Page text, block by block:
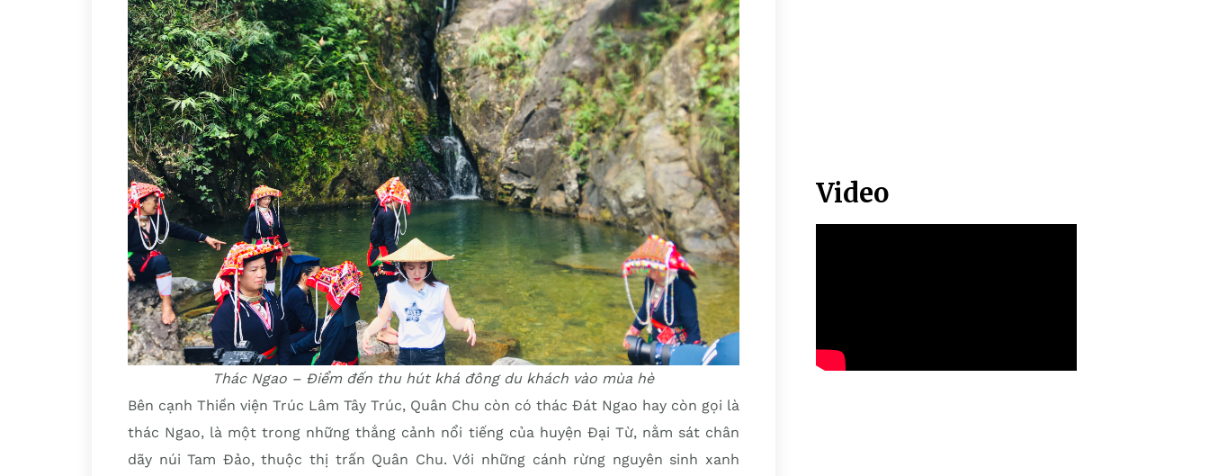
Thác Ngao – Điểm đến thu hút khá đông du khách vào mùa hè
Bên cạnh Thiền viện Trúc Lâm Tây Trúc, Quân Chu còn có thác Đát Ngao hay còn gọi là
thác Ngao, là một trong những thắng cảnh nổi tiếng của huyện Đại Từ, nằm sát chân
dãy núi Tam Đảo, thuộc thị trấn Quân Chu. Với những cánh rừng nguyên sinh xanh
Video